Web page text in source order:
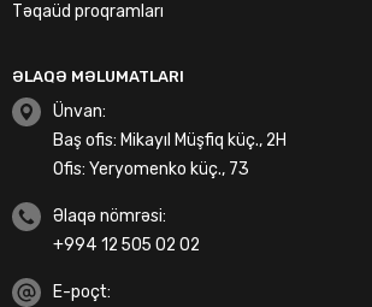
Təqaüd proqramları
ƏLAQƏ MƏLUMATLARI
Ünvan:
Baş ofis: Mikayıl Müşfiq küç., 2H
Ofis: Yeryomenko küç., 73
Əlaqə nömrəsi:
+994 12 505 02 02
E-poçt: